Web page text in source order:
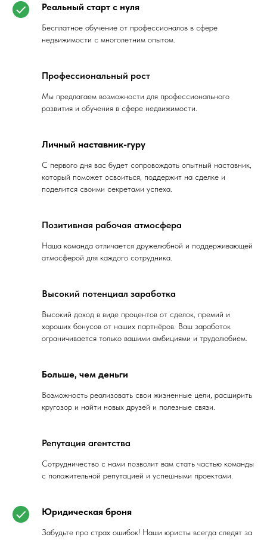
Реальный старт с нуля
Бесплатное обучение от профессионалов в сфере
недвижимости с многолетним опытом.
Профессиональный рост
Мы предлагаем возможности для профессионального
развития и обучения в сфере недвижимости.
Личный наставник-гуру
С первого дня вас будет сопровождать опытный наставник,
который поможет освоиться, поддержит на сделке и
поделится своими секретами успеха.
Позитивная рабочая атмосфера
Наша команда отличается дружелюбной и поддерживающей
атмосферой для каждого сотрудника.
Высокий потенциал заработка
Высокий доход в виде процентов от сделок, премий и
хороших бонусов от наших партнёров. Ваш заработок
ограничивается только вашими амбициями и трудолюбием.
Больше, чем деньги
Возможность реализовать свои жизненные цели, расширить
кругозор и найти новых друзей и полезные связи.
Репутация агентства
Сотрудничество с нами позволит вам стать частью команды
с положительной репутацией и успешными проектами.
Юридическая броня
Забудьте про страх ошибок! Наши юристы всегда следят за